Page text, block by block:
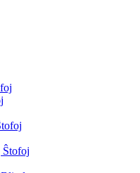
Ŝtofoj